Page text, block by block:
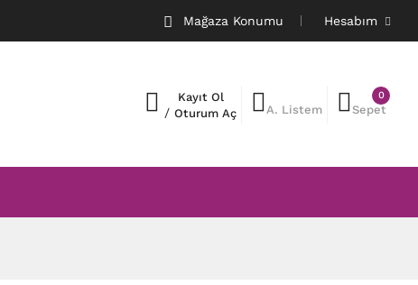
Mağaza Konumu Hesabım
Kayıt Ol
/ Oturum Aç A. Listem
0
Sepet